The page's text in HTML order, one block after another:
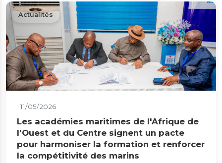
Actualités
11/05/2026
Les académies maritimes de l'Afrique de
l'Ouest et du Centre signent un pacte
pour harmoniser la formation et renforcer
la compétitivité des marins